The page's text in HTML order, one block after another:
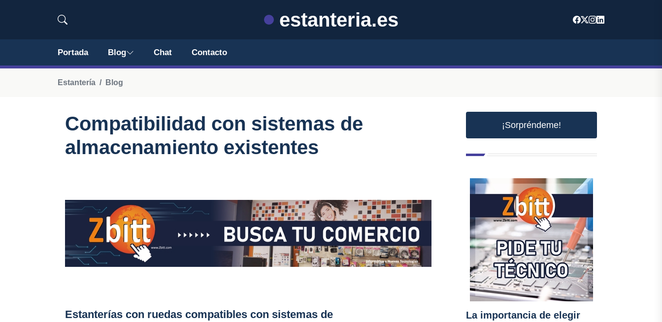
estanteria.es
Portada Blog Chat Contacto
Estantería Blog
Compatibilidad con sistemas de
almacenamiento existentes
Estanterías con ruedas compatibles con sistemas de
¡Sorpréndeme!
La importancia de elegir